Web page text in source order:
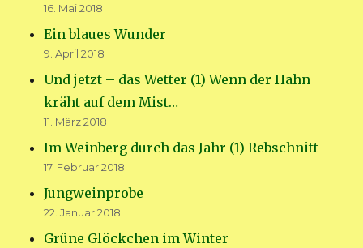
16. Mai 2018
Ein blaues Wunder
9. April 2018
Und jetzt – das Wetter (1) Wenn der Hahn
kräht auf dem Mist…
11. März 2018
Im Weinberg durch das Jahr (1) Rebschnitt
17. Februar 2018
Jungweinprobe
22. Januar 2018
Grüne Glöckchen im Winter